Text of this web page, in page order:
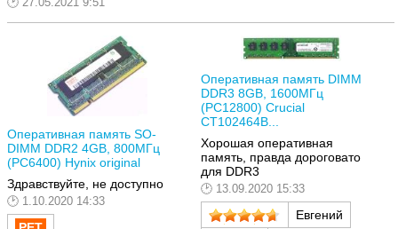
Оперативная память SO-
DIMM DDR2 4GB, 800МГц
(PC6400) Hynix original
Здравствуйте, не доступно
1.10.2020 14:33
Оперативная память DIMM
DDR3 8GB, 1600МГц
(PC12800) Crucial
CT102464B...
Хорошая оперативная
память, правда дороговато
для DDR3
13.09.2020 15:33
Евгений